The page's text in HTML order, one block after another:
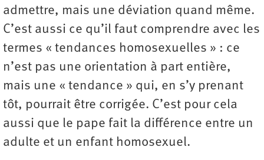
admettre, mais une déviation quand même.
C’est aussi ce qu’il faut comprendre avec les
termes « tendances homosexuelles » : ce
n’est pas une orientation à part entière,
mais une « tendance » qui, en s’y prenant
tôt, pourrait être corrigée. C’est pour cela
aussi que le pape fait la différence entre un
adulte et un enfant homosexuel.